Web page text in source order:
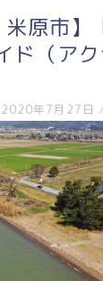
米原市】
ド（ア
2020年7月27日